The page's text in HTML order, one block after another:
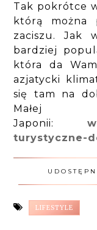
Tak pokrótce
którą można
zaciszu. Jak
bardziej
która da
azjatycki
się tam na
Małej
Japonii:
turystyczne-
LIFESTYLE